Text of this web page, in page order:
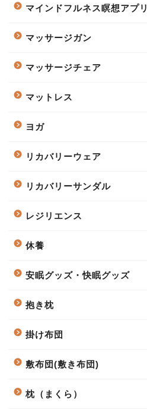
マインドフルネス瞑想アプリ
マッサージガン
マッサージチェア
マットレス
ヨガ
リカバリーウェア
リカバリーサンダル
レジリエンス
休養
安眠グッズ・快眠グッズ
抱き枕
掛け布団
敷布団(敷き布団)
枕（まくら）